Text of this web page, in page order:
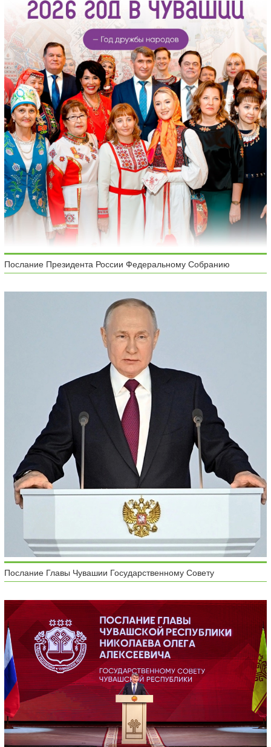
Послание Президента России Федеральному Собранию
Послание Главы Чувашии Государственному Совету